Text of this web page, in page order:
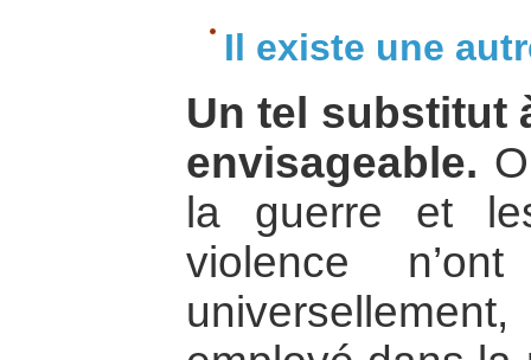
Il existe une
Un tel substitut
envisageable.
la guerre et
violence